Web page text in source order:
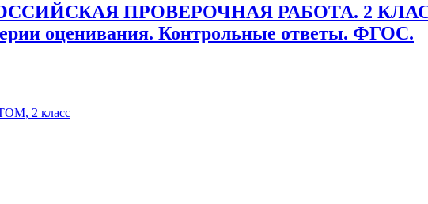
ПРОВЕРОЧНАЯ РАБОТА. 2
оценивания. Контрольные ответы. ФГОС.